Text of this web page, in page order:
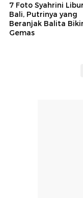
7 Foto Syahrini
Bali, Putrinya yang
Beranjak Balita
Gemas